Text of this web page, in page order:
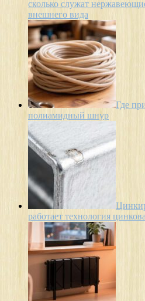
сколько служат
внешнего вида
Где
полиамидный шнур
работает технология